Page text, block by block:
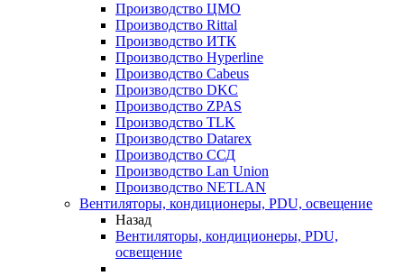
Производство ЦМО
Производство Rittal
Производство ИТК
Производство Hyperline
Производство Cabeus
Производство DKC
Производство ZPAS
Производство TLK
Производство Datarex
Производство ССД
Производство Lan Union
Производство NETLAN
Вентиляторы, кондиционеры, PDU, освещение
Назад
Вентиляторы, кондиционеры, PDU,
освещение